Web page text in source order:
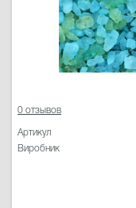
0 отзывов
Артикул
Виробник